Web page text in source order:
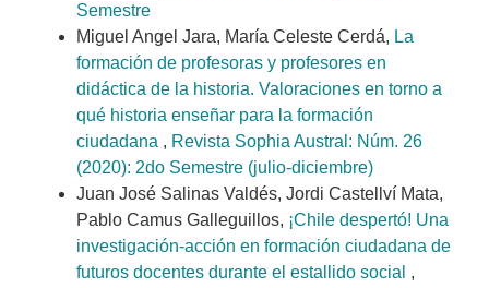
Semestre
Miguel Angel Jara, María Celeste Cerdá, La
formación de profesoras y profesores en
didáctica de la historia. Valoraciones en torno a
qué historia enseñar para la formación
ciudadana , Revista Sophia Austral: Núm. 26
(2020): 2do Semestre (julio-diciembre)
Juan José Salinas Valdés, Jordi Castellví Mata,
Pablo Camus Galleguillos, ¡Chile despertó! Una
investigación-acción en formación ciudadana de
futuros docentes durante el estallido social ,